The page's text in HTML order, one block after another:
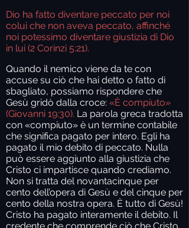
Dio ha fatto diventare peccato per noi
colui che non aveva peccato, affinché
noi potessimo diventare giustizia di Dio
in lui (2 Corinzi 5:21).
Quando il nemico viene da te con
accuse su ciò che hai detto o fatto di
sbagliato, possiamo rispondere che
Gesù gridò dalla croce: «È compiuto»
(Giovanni 19:30). La parola greca tradotta
con «compiuto» è un termine contabile
che significa pagato per intero. Egli ha
pagato il mio debito di peccato. Nulla
può essere aggiunto alla giustizia che
Cristo ci impartisce quando crediamo.
Non si tratta del novantacinque per
cento dell’opera di Gesù e del cinque per
cento della nostra opera. È tutto di Gesù!
Cristo ha pagato interamente il debito. Il